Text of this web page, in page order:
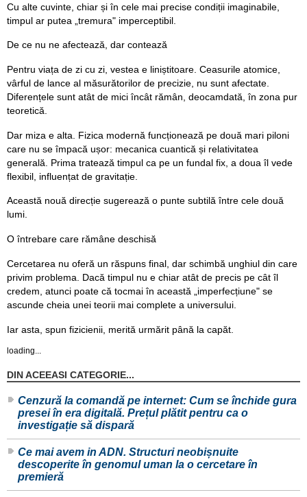
Cu alte cuvinte, chiar și în cele mai precise condiții imaginabile,
timpul ar putea „tremura" imperceptibil.
De ce nu ne afectează, dar contează
Pentru viața de zi cu zi, vestea e liniștitoare. Ceasurile atomice,
vârful de lance al măsurătorilor de precizie, nu sunt afectate.
Diferențele sunt atât de mici încât rămân, deocamdată, în zona pur
teoretică.
Dar miza e alta. Fizica modernă funcționează pe două mari piloni
care nu se împacă ușor: mecanica cuantică și relativitatea
generală. Prima tratează timpul ca pe un fundal fix, a doua îl vede
flexibil, influențat de gravitație.
Această nouă direcție sugerează o punte subtilă între cele două
lumi.
O întrebare care rămâne deschisă
Cercetarea nu oferă un răspuns final, dar schimbă unghiul din care
privim problema. Dacă timpul nu e chiar atât de precis pe cât îl
credem, atunci poate că tocmai în această „imperfecțiune" se
ascunde cheia unei teorii mai complete a universului.
Iar asta, spun fizicienii, merită urmărit până la capăt.
loading...
DIN ACEEASI CATEGORIE...
Cenzură la comandă pe internet: Cum se închide gura
presei în era digitală. Prețul plătit pentru ca o
investigație să dispară
Ce mai avem in ADN. Structuri neobișnuite
descoperite în genomul uman la o cercetare în
premieră